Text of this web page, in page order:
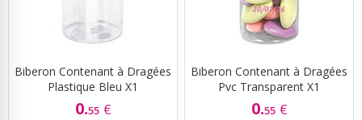
Biberon Contenant à Dragées
Plastique Bleu X1
0.55 €
Biberon Contenant à Dragées
Pvc Transparent X1
0.55 €